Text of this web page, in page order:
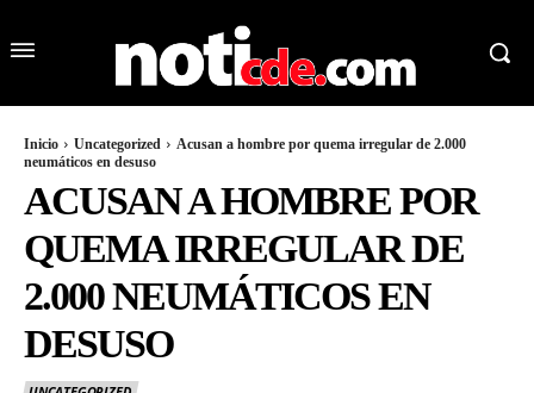
Inicio Uncategorized
Acusan a hombre por quema irregular de 2.000
neumáticos en desuso
ACUSAN A HOMBRE POR
QUEMA IRREGULAR DE
2.000 NEUMÁTICOS EN
DESUSO